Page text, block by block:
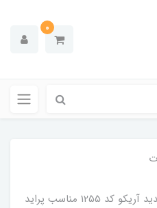
0
مناسب پراید